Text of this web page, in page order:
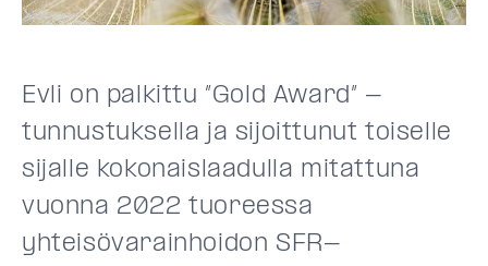
Evli on palkittu ”Gold Award” -
tunnustuksella ja sijoittunut toiselle
sijalle kokonaislaadulla mitattuna
vuonna 2022 tuoreessa
yhteisövarainhoidon SFR-